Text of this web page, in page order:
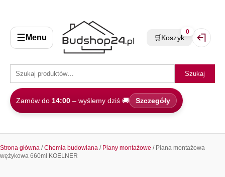
☰ Menu
Szukaj
Zamów do 14:00 – wyślemy dziś 🚚 Szczegóły
🛒Koszyk
0
Strona główna /Chemia budowlana / Piany montażowe / Piana montażowa
wężykowa 660ml KOELNER